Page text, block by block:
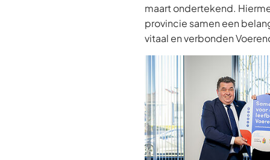
maart ondertekend.
provincie samen een
vitaal en verbonden